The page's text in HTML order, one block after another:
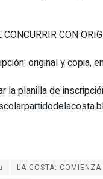
CON
original y copia,
la planilla de
LA COSTA: